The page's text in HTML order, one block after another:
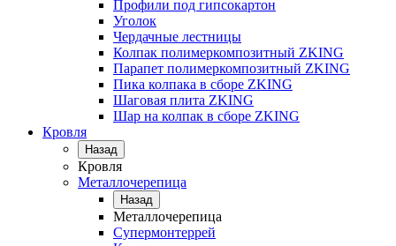
Профили под гипсокартон
Уголок
Чердачные лестницы
Колпак полимеркомпозитный ZKING
Парапет полимеркомпозитный ZKING
Пика колпака в сборе ZKING
Шаговая плита ZKING
Шар на колпак в сборе ZKING
Кровля
Назад
Кровля
Металлочерепица
Назад
Металлочерепица
Супермонтеррей